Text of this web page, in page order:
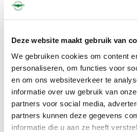
Deze website maakt gebruik van
We gebruiken cookies om content
personaliseren, om functies voor
en om ons websiteverkeer te
informatie over uw gebruik van
partners voor social media,
partners kunnen deze gegevens
informatie die u aan ze heeft
effectief aan te pakken. Onze
deze problemen opgelost zijn, op een
innovatieve oplossing zorgt voor snelle
gemakkelijk, snel en veilig te installeren
soorten zonnepanelen. Eenmaal
afgesteld, zal het duiven en vogels
speciale vorm en materiaal past het zich
paneelvormen en verschillende
van de panelen blijft hierdoor